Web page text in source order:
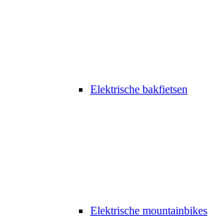
Elektrische bakfietsen
Elektrische mountainbikes